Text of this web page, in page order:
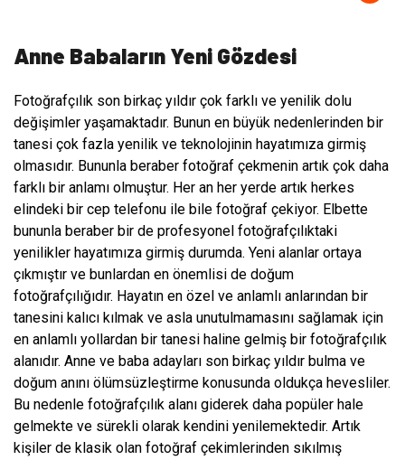
Anne Babaların Yeni Gözdesi
Fotoğrafçılık son birkaç yıldır çok farklı ve yenilik dolu
değişimler yaşamaktadır. Bunun en büyük nedenlerinden bir
tanesi çok fazla yenilik ve teknolojinin hayatımıza girmiş
olmasıdır. Bununla beraber fotoğraf çekmenin artık çok daha
farklı bir anlamı olmuştur. Her an her yerde artık herkes
elindeki bir cep telefonu ile bile fotoğraf çekiyor. Elbette
bununla beraber bir de profesyonel fotoğrafçılıktaki
yenilikler hayatımıza girmiş durumda. Yeni alanlar ortaya
çıkmıştır ve bunlardan en önemlisi de doğum
fotoğrafçılığıdır. Hayatın en özel ve anlamlı anlarından bir
tanesini kalıcı kılmak ve asla unutulmamasını sağlamak için
en anlamlı yollardan bir tanesi haline gelmiş bir fotoğrafçılık
alanıdır. Anne ve baba adayları son birkaç yıldır bulma ve
doğum anını ölümsüzleştirme konusunda oldukça hevesliler.
Bu nedenle fotoğrafçılık alanı giderek daha popüler hale
gelmekte ve sürekli olarak kendini yenilemektedir. Artık
kişiler de klasik olan fotoğraf çekimlerinden sıkılmış